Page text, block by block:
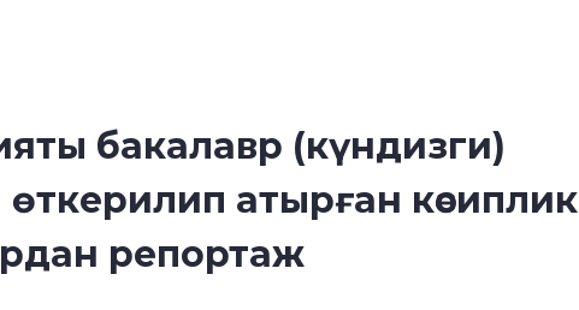
бакалавр (күндизги)
атырған кәсиплик
репортаж